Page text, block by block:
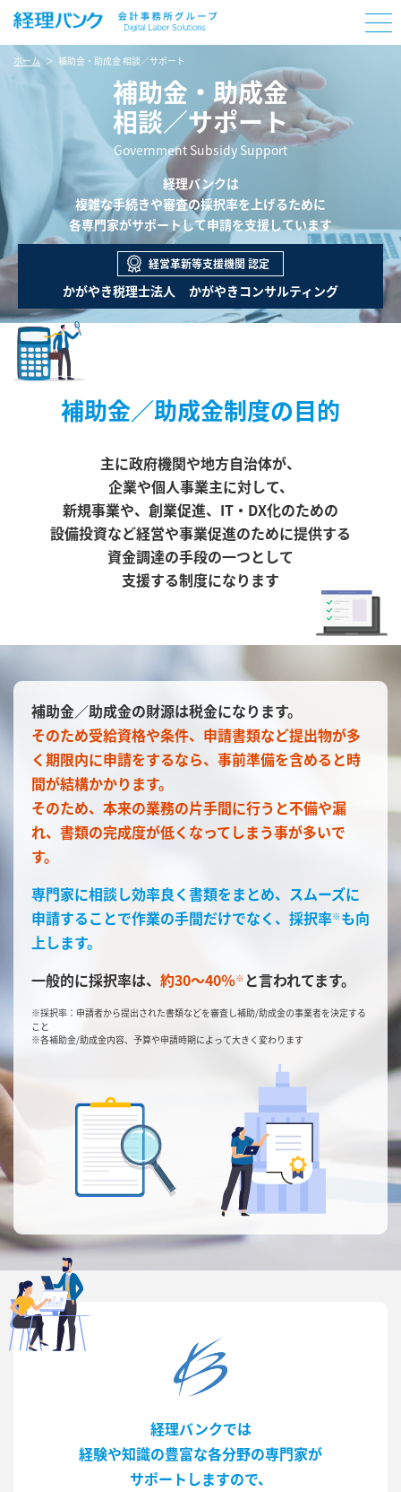
ホーム 補助金・助成金 相談／サポート
補助金・助成金
相談／サポート
Government Subsidy Support
経理バンクは
複雑な手続きや審査の採択率を上げるために
各専門家がサポートして申請を支援しています
経営革新等支援機関 認定
かがやき税理士法人 かがやきコンサルティング
補助金／助成金制度の目的
主に政府機関や地方自治体が、
企業や個人事業主に対して、
新規事業や、創業促進、IT・DX化のための
設備投資など経営や事業促進のために提供する
資金調達の手段の一つとして
支援する制度になります
補助金／助成金の財源は税金になります。
そのため受給資格や条件、申請書類など提出物が多
く期限内に申請をするなら、事前準備を含めると時
間が結構かかります。
そのため、本来の業務の片手間に行うと不備や漏
れ、 書類の完成度が低くなってしまう事が多いで
す。
専門家に相談し効率良く書類をまとめ、スムーズに
申請することで作業の手間だけでなく、採択率※も向
上します。
一般的に採択率は、 約30～40％※ と言われてます。
※採択率：申請者から提出された書類などを審査し補助/助成金の事業者を決定する
こと
※各補助金/助成金内容、予算や申請時期によって大きく変わります
経理バンクでは
経験や知識の豊富な各分野の専門家が
サポートしますので、